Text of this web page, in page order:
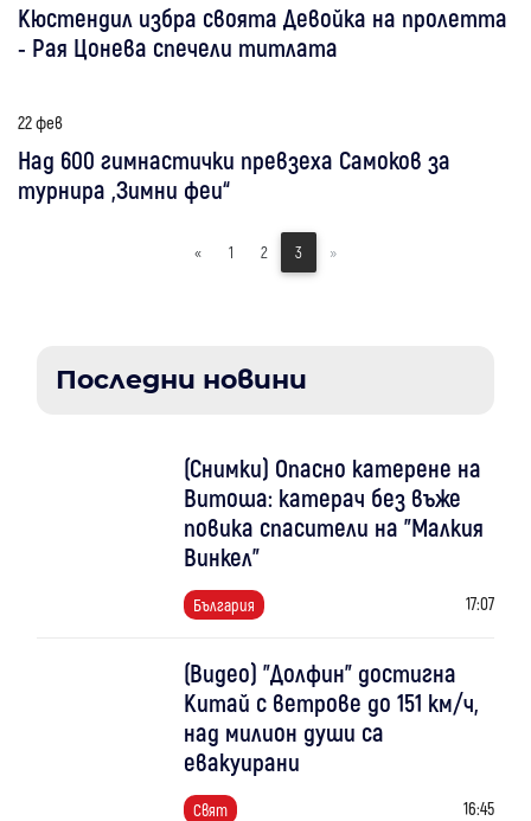
Кюстендил избра своята Девойка на пролетта
- Рая Цонева спечели титлата
22 фев
Над 600 гимнастички превзеха Самоков за
турнира „Зимни феи“
« 1 2 3 »
Последни новини
(Снимки) Опасно катерене на
Витоша: катерач без въже
повика спасители на "Малкия
Винкел"
България 17:07
(Видео) "Долфин" достигна
Китай с ветрове до 151 км/ч,
над милион души са
евакуирани
Свят 16:45